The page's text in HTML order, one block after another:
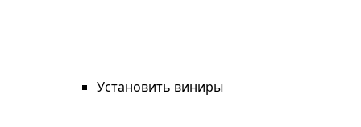
Установить виниры